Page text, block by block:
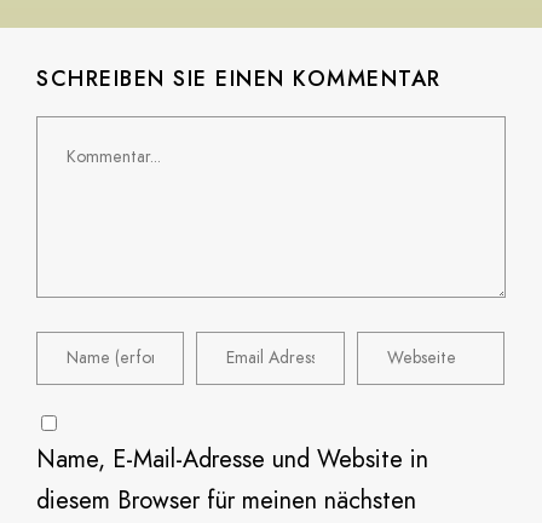
SCHREIBEN SIE EINEN KOMMENTAR
Name, E-Mail-Adresse und Website in
diesem Browser für meinen nächsten